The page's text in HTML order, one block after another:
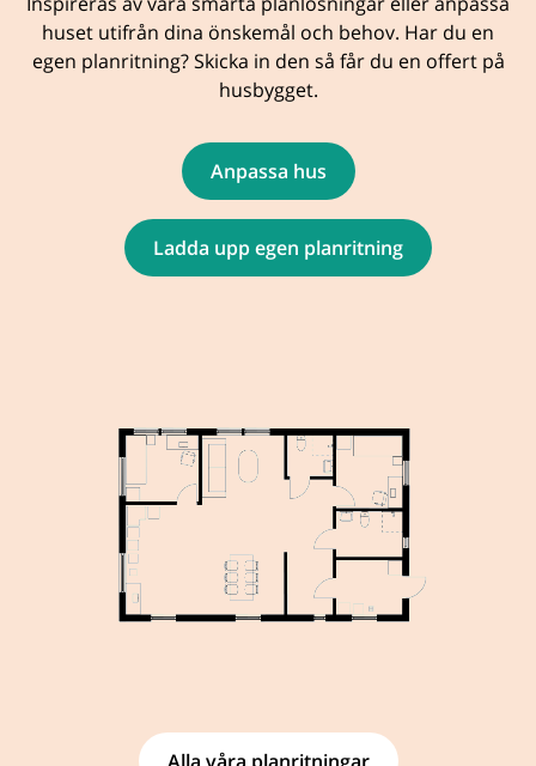
huset utifrån dina önskemål och behov. Har du en
egen planritning? Skicka in den så får du en offert på
husbygget.
Anpassa hus
Ladda upp egen planritning